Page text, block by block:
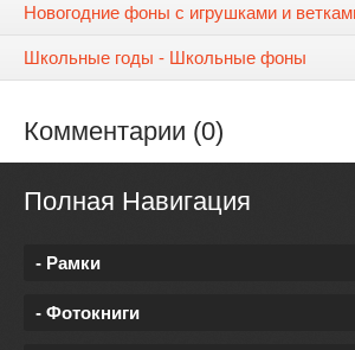
Новогодние фоны с игрушками и
Школьные годы - Школьные фоны
Комментарии (0)
Полная Навигация
- Рамки
- Фотокниги